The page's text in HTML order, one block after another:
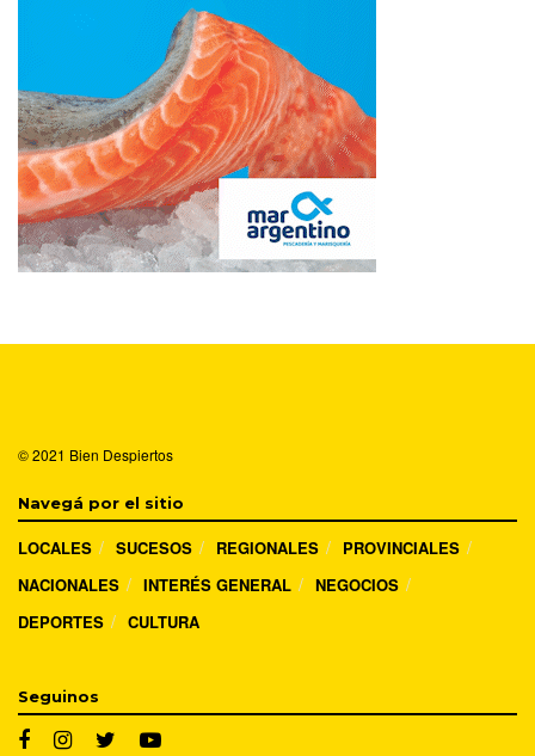
© 2021 Bien Despiertos
Navegá por el sitio
LOCALES SUCESOS REGIONALES
PROVINCIALES
NACIONALES
INTERÉS GENERAL
NEGOCIOS
DEPORTES
CULTURA
Seguinos